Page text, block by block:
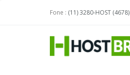
Fone : (11) 3280-HOST (4678)